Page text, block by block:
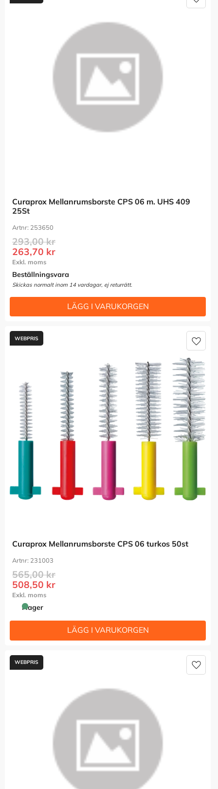
Curaprox Mellanrumsborste CPS 06 m. UHS 409
25St
253650
263,70 kr
293,00kr
Lägg
Beställningsvara
Curaprox Mellanrumsborste CPS 06 turkos 50st
231003
508,50 kr
565,00kr
Lägg
I lager
Lägg